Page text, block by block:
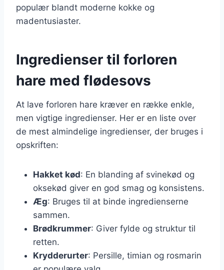
populær blandt moderne kokke og
madentusiaster.
Ingredienser til forloren
hare med flødesovs
At lave forloren hare kræver en række enkle,
men vigtige ingredienser. Her er en liste over
de mest almindelige ingredienser, der bruges i
opskriften:
Hakket kød: En blanding af svinekød og
oksekød giver en god smag og konsistens.
Æg: Bruges til at binde ingredienserne
sammen.
Brødkrummer: Giver fylde og struktur til
retten.
Krydderurter: Persille, timian og rosmarin